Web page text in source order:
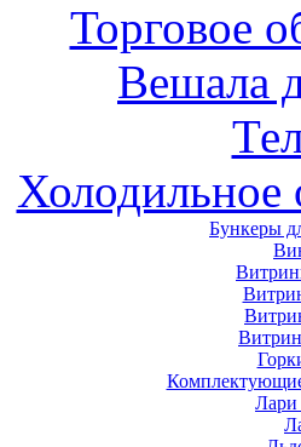
Торговое
Вешала
Холодильное
Бункеры
Лари